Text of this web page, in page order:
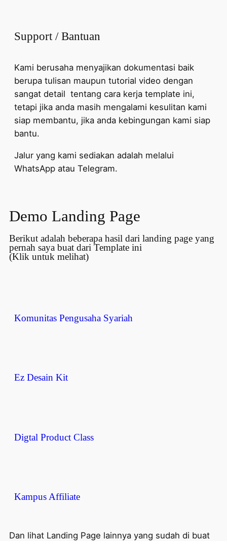
Support / Bantuan
Kami berusaha menyajikan dokumentasi baik
berupa tulisan maupun tutorial video dengan
sangat detail tentang cara kerja template ini,
tetapi jika anda masih mengalami kesulitan kami
siap membantu, jika anda kebingungan kami siap
bantu.
Jalur yang kami sediakan adalah melalui
WhatsApp atau Telegram.
Demo Landing Page
Berikut adalah beberapa hasil dari landing page yang
pernah saya buat dari Template ini
(Klik untuk melihat)
Komunitas Pengusaha Syariah
Ez Desain Kit
Digtal Product Class
Kampus Affiliate
Dan lihat Landing Page lainnya yang sudah di buat